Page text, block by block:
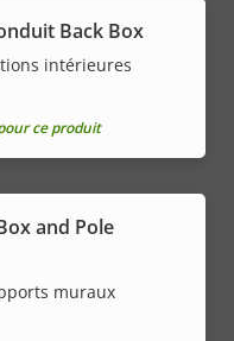
Back Box
intérieures
ce produit
and Pole
muraux